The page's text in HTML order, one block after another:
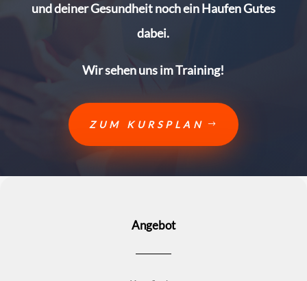
und deiner Gesundheit noch ein Haufen Gutes
dabei.
Wir sehen uns im Training!
ZUM KURSPLAN
Angebot